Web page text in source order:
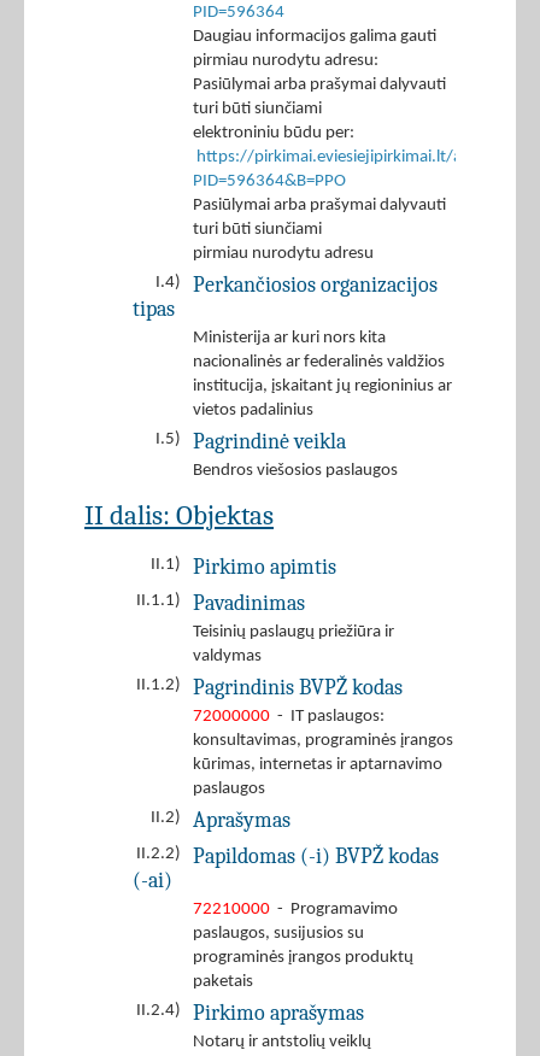
PID=596364
Daugiau informacijos galima gauti
pirmiau nurodytu adresu:
Pasiūlymai arba prašymai dalyvauti
turi būti siunčiami
elektroniniu būdu per:
https://pirkimai.eviesiejipirkimai.lt/app/rfq/
PID=596364&B=PPO
Pasiūlymai arba prašymai dalyvauti
turi būti siunčiami
pirmiau nurodytu adresu
I.4)
Perkančiosios organizacijos
tipas
Ministerija ar kuri nors kita
nacionalinės ar federalinės valdžios
institucija, įskaitant jų regioninius ar
vietos padalinius
I.5)
Pagrindinė veikla
Bendros viešosios paslaugos
II dalis: Objektas
II.1) Pirkimo apimtis
II.1.1) Pavadinimas
Teisinių paslaugų priežiūra ir
valdymas
II.1.2)
Pagrindinis BVPŽ kodas
72000000 - IT paslaugos:
konsultavimas, programinės įrangos
kūrimas, internetas ir aptarnavimo
paslaugos
II.2)
Aprašymas
II.2.2)
Papildomas (-i) BVPŽ kodas
(-ai)
72210000 - Programavimo
paslaugos, susijusios su
programinės įrangos produktų
paketais
II.2.4)
Pirkimo aprašymas
Notarų ir antstolių veiklų